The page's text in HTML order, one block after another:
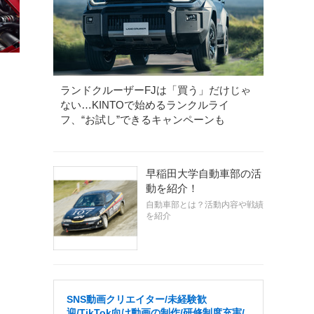
ランドクルーザーFJは「買う」だけじゃ
ない…KINTOで始めるランクルライ
フ、“お試し”できるキャンペーンも
早稲田大学自動車部の活
動を紹介！
自動車部とは？活動内容や戦績
を紹介
SNS動画クリエイター/未経験歓